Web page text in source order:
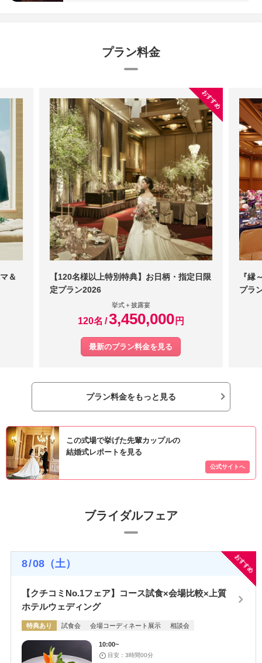
プラン料金
＆
おすすめ
【120名様以上特別特典】お日柄・指定日限
定プラン2026
挙式＋披露宴
120名 3,450,000 円
最新のプラン料金を見る
『縁
プラ
プラン料金をもっと見る
この式場で挙げた先輩カップルの
結婚式レポートを見る
ブライダルフェア
おすすめ
8/08 （土）
【クチコミNo.1フェア】コース試食×会場比較×上質
ホテルウェディング
特典あり 試食会 会場コーディネート展示 相談会
10:00~
目安：3時間00分